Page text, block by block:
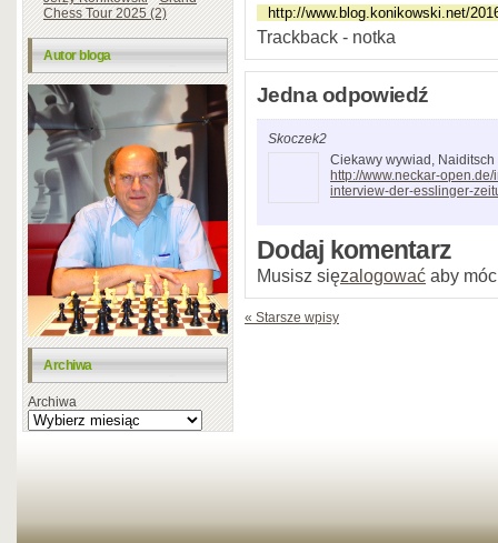
Chess Tour 2025 (2)
Autor bloga
Archiwa
Archiwa
Trackback - notka
Jedna odpowiedź
Skoczek2
Ciekawy wywiad, Naiditsch
http://www.neckar-
interview-der-esslinger-
Dodaj komentarz
Musisz sięzalogować aby
« Starsze wpisy